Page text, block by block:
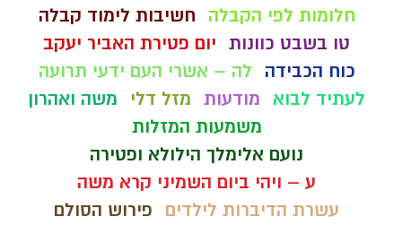
חלומות לפי הקבלה
חשיבות לימוד קבלה
טו בשבט כוונות יום פטירת האביר יעקב
כוח הכבידה
לה – אשרי העם ידעי תרועה
לעתיד לבוא
מודעות מזל דלי
משה ואהרון
משמעות המזלות
נועם אלימלך הילולא ופטירה
ע – ויהי ביום השמיני קרא משה
עשרת הדיברות לילדים
פירוש הסולם